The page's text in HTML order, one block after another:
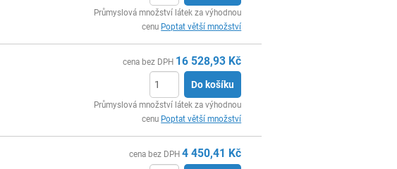
Průmyslová množství látek za výhodnou
cenu Poptat větší množství
cena bez DPH 16 528,93 Kč
Do košíku
Průmyslová množství látek za výhodnou
cenu Poptat větší množství
cena bez DPH 4 450,41 Kč